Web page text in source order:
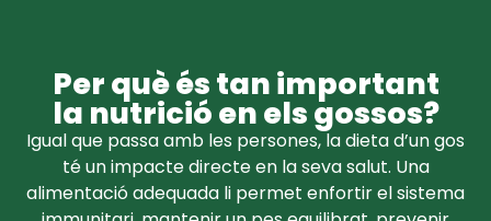
Per què és tan important
la nutrició en els gossos?
Igual que passa amb les persones, la dieta d’un gos
té un impacte directe en la seva salut. Una
alimentació adequada li permet enfortir el sistema